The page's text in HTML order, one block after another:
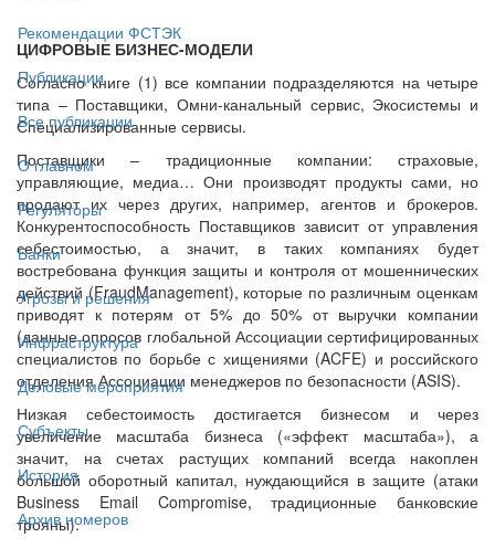
Рекомендации ФСТЭК
Публикации
Все публикации
О главном
Регуляторы
Банки
Угрозы и решения
Инфраструктура
Деловые мероприятия
Субъекты
История
Архив номеров
ЦИФРОВЫЕ БИЗНЕС-МОДЕЛИ
Согласно книге (1) все компании подразделяются на четыре
типа – Поставщики, Омни-канальный сервис, Экосистемы и
Специализированные сервисы.
Поставщики – традиционные компании: страховые,
управляющие, медиа… Они производят продукты сами, но
продают их через других, например, агентов и брокеров.
Конкурентоспособность Поставщиков зависит от управления
себестоимостью, а значит, в таких компаниях будет
востребована функция защиты и контроля от мошеннических
действий (FraudManagement), которые по различным оценкам
приводят к потерям от 5% до 50% от выручки компании
(данные опросов глобальной Ассоциации сертифицированных
специалистов по борьбе с хищениями (ACFE) и российского
отделения Ассоциации менеджеров по безопасности (ASIS).
Низкая себестоимость достигается бизнесом и через
увеличение масштаба бизнеса («эффект масштаба»), а
значит, на счетах растущих компаний всегда накоплен
большой оборотный капитал, нуждающийся в защите (атаки
Business Email Compromise, традиционные банковские
трояны).